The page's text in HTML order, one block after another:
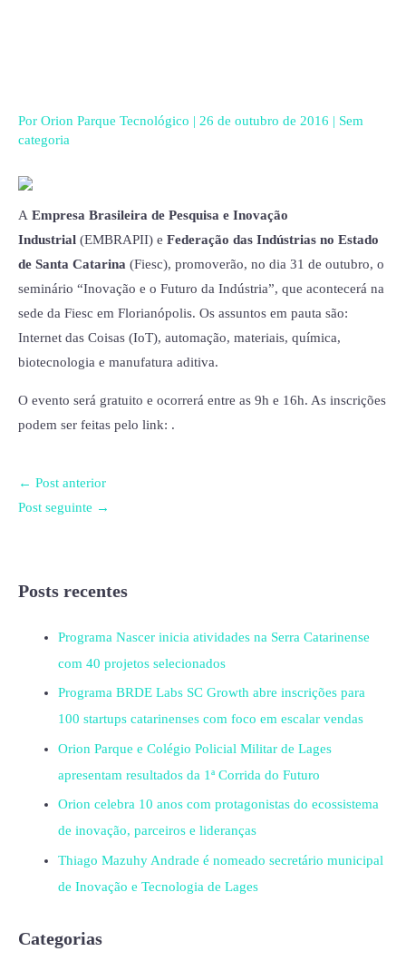
Por Orion Parque Tecnológico | 26 de outubro de 2016 | Sem
categoria
A Empresa Brasileira de Pesquisa e Inovação
Industrial (EMBRAPII) e Federação das Indústrias no Estado
de Santa Catarina (Fiesc), promoverão, no dia 31 de outubro, o
seminário “Inovação e o Futuro da Indústria”, que acontecerá na
sede da Fiesc em Florianópolis. Os assuntos em pauta são:
Internet das Coisas (IoT), automação, materiais, química,
biotecnologia e manufatura aditiva.
O evento será gratuito e ocorrerá entre as 9h e 16h. As inscrições
podem ser feitas pelo link: .
← Post anterior
Post seguinte →
Posts recentes
Programa Nascer inicia atividades na Serra Catarinense
com 40 projetos selecionados
Programa BRDE Labs SC Growth abre inscrições para
100 startups catarinenses com foco em escalar vendas
Orion Parque e Colégio Policial Militar de Lages
apresentam resultados da 1ª Corrida do Futuro
Orion celebra 10 anos com protagonistas do ecossistema
de inovação, parceiros e lideranças
Thiago Mazuhy Andrade é nomeado secretário municipal
de Inovação e Tecnologia de Lages
Categorias